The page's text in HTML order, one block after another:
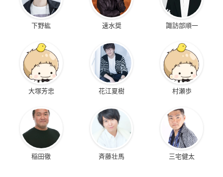
下野紘 速水奨 諏訪部順一
大塚芳忠 花江夏樹 村瀬歩
稲田徹 斉藤壮馬 三宅健太